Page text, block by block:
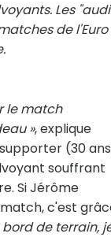
Les
de
le match
», explique
(30
souffrant
Si Jérôme
c'est
bord de terrain,